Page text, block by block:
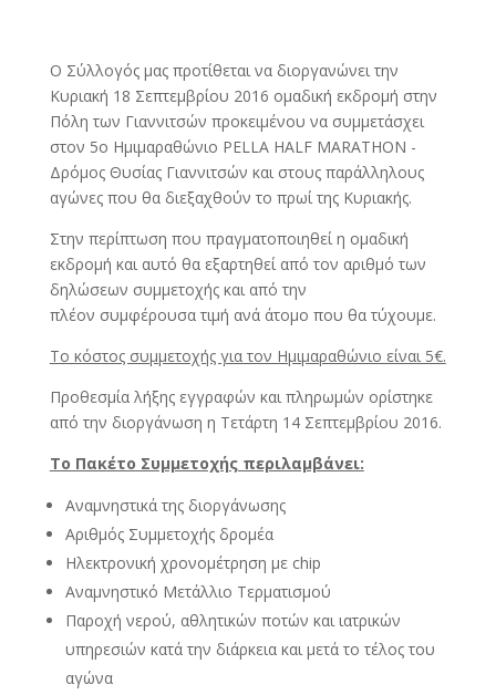
Ο Σύλλογός μας προτίθεται να διοργανώνει την
Κυριακή 18 Σεπτεμβρίου 2016 ομαδική εκδρομή στην
Πόλη των Γιαννιτσών προκειμένου να συμμετάσχει
στον 5ο Ημιμαραθώνιο PELLA HALF MARATHON -
Δρόμος Θυσίας Γιαννιτσών και στους παράλληλους
αγώνες που θα διεξαχθούν το πρωί της Κυριακής.
Στην περίπτωση που πραγματοποιηθεί η ομαδική
εκδρομή και αυτό θα εξαρτηθεί από τον αριθμό των
δηλώσεων συμμετοχής και από την
πλέον συμφέρουσα τιμή ανά άτομο που θα τύχουμε.
Το κόστος συμμετοχής για τον Ημιμαραθώνιο είναι 5€.
Προθεσμία λήξης εγγραφών και πληρωμών ορίστηκε
από την διοργάνωση η Τετάρτη 14 Σεπτεμβρίου 2016.
Tο Πακέτο Συμμετοχής περιλαμβάνει:
Αναμνηστικά της διοργάνωσης
Αριθμός Συμμετοχής δρομέα
Ηλεκτρονική χρονομέτρηση με chip
Αναμνηστικό Μετάλλιο Τερματισμού
Παροχή νερού, αθλητικών ποτών και ιατρικών
υπηρεσιών κατά την διάρκεια και μετά το τέλος του
αγώνα